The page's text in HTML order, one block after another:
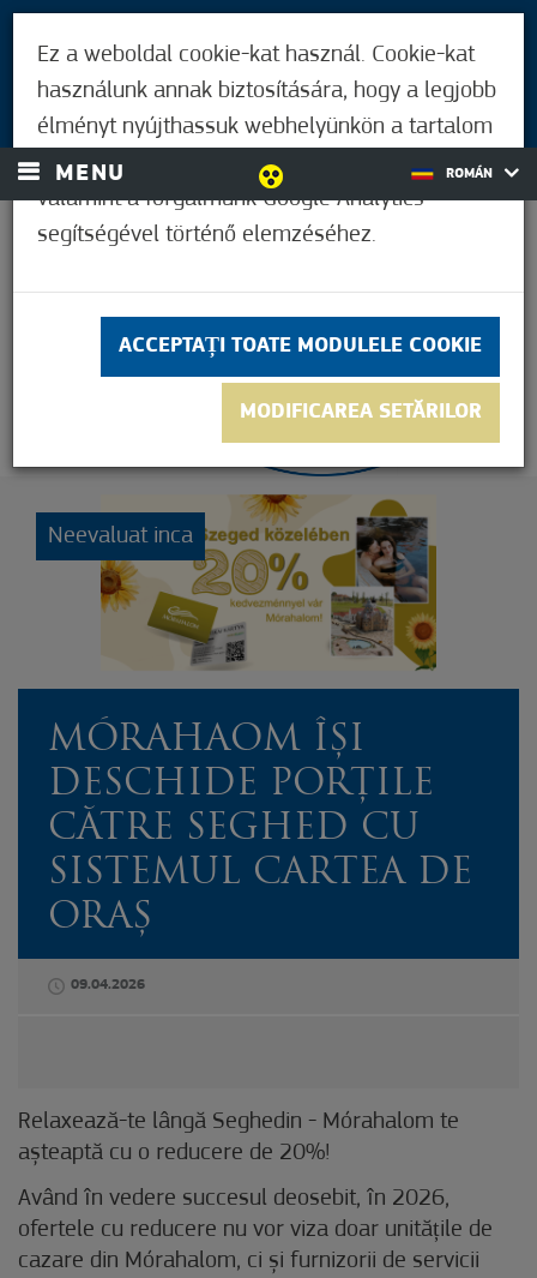
AUTENTIFICARE
MENU ROMÁN
Neevaluat inca
MÓRAHAOM ÎȘI
DESCHIDE PORȚILE
CĂTRE SEGHED CU
SISTEMUL CARTEA DE
ORAȘ
09.04.2026
Relaxează-te lângă Seghedin - Mórahalom te
așteaptă cu o reducere de 20%!
Având în vedere succesul deosebit, în 2026,
ofertele cu reducere nu vor viza doar unitățile de
cazare din Mórahalom, ci și furnizorii de servicii
Ez a weboldal cookie-kat használ. Cookie-kat
használunk annak biztosítására, hogy a legjobb
élményt nyújthassuk webhelyünkön a tartalom
és a hirdetések személyre szabásához,
valamint a forgalmunk Google Analytics
segítségével történő elemzéséhez.
ACCEPTAȚI TOATE MODULELE COOKIE
MODIFICAREA SETĂRILOR